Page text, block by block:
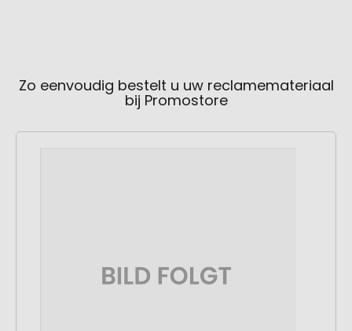
Zo eenvoudig bestelt u uw reclamemateriaal
bij Promostore